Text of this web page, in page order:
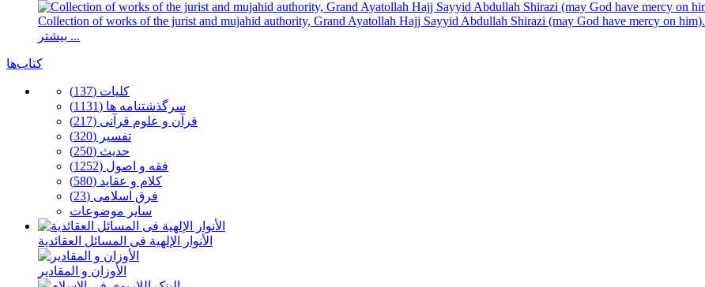
Collection of works of the jurist and mujahid authority, Grand Ayatollah Hajj Sayyid Abdullah Shirazi (may God have mercy on him).
بیشتر ...
کتاب‌ها
كلیات (137)
سرگذشتنامه ها (1131)
قرآن و علوم قرآنی (217)
تفسیر (320)
حدیث (250)
فقه و اصول (1252)
كلام و عقاید (580)
فرق اسلامی (23)
سایر موضوعات
الأنوار الإلهیة فی المسائل العقائدیة
الأوزان و المقادیر